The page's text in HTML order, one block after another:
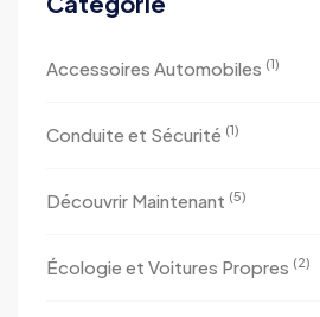
Accessoires Automobiles (1)
Conduite et Sécurité (1)
Découvrir Maintenant (5)
Écologie et Voitures Propres (2)